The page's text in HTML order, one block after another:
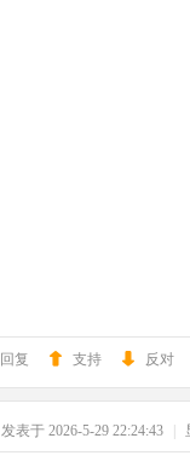
回复 支持 反对
发表于 2026-5-29 22:24:43